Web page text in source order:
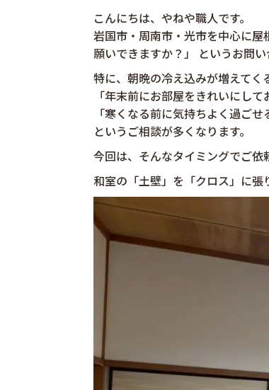
こんにちは、やねや職人です。
岩国市・周南市・光市を中心に
願いできますか？」 というお問
特に、朝晩の冷え込みが増えてく
「年末前にお部屋をきれいにして
「寒くなる前に気持ちよく過ごせ
というご相談が多くなります。
今回は、そんなタイミングでご依
和室の「土壁」を「クロス」に張